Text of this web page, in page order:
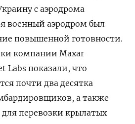
с аэродрома
военный аэродром был
повышенной готовности.
компании Maxar
Labs показали, что
почти два десятка
а также
перевозки крылатых